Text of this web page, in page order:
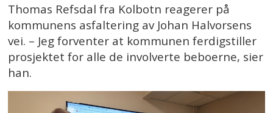
Thomas Refsdal fra Kolbotn reagerer på
kommunens asfaltering av Johan Halvorsens
vei. – Jeg forventer at kommunen ferdigstiller
prosjektet for alle de involverte beboerne, sier
han.